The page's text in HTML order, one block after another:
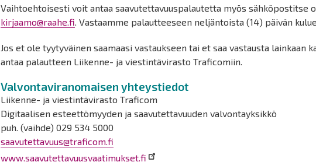
Vaihtoehtoisesti voit antaa saavutettavuuspalautetta myös sähköpostitse
kirjaamo@raahe.fi. Vastaamme palautteeseen neljäntoista (14) päivän
Jos et ole tyytyväinen saamaasi vastaukseen tai et saa vastausta lainkaan
antaa palautteen Liikenne- ja viestintävirasto Traficomiin.
Valvontaviranomaisen yhteystiedot
Liikenne- ja viestintävirasto Traficom
Digitaalisen esteettömyyden ja saavutettavuuden valvontayksikkö
puh. (vaihde) 029 534 5000
saavutettavuus@traficom.fi
www.saavutettavuusvaatimukset.fi